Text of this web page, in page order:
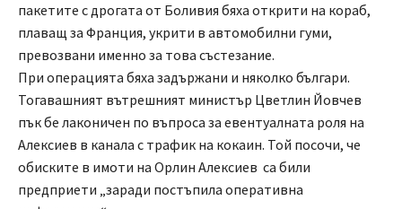
пакетите с дрогата от Боливия бяха открити на кораб,
плаващ за Франция, укрити в автомобилни гуми,
превозвани именно за това състезание.
При операцията бяха задържани и няколко българи.
Тогавашният вътрешният министър Цветлин Йовчев
пък бе лаконичен по въпроса за евентуалната роля на
Алексиев в канала с трафик на кокаин. Той посочи, че
обиските в имоти на Орлин Алексиев са били
предприети „заради постъпила оперативна